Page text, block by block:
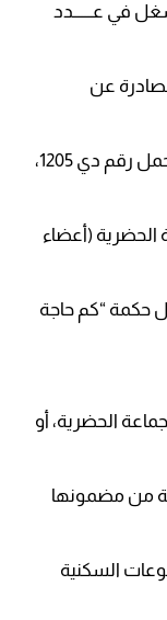
في عــــــدد
عن
والمضمنة في مذكرة من سبع صفحات تحمل رقم دي 1205،
الحضرية (أعضاء
حكمة “كم حاجة
الحضرية، أو
من مضمونها
السكنية